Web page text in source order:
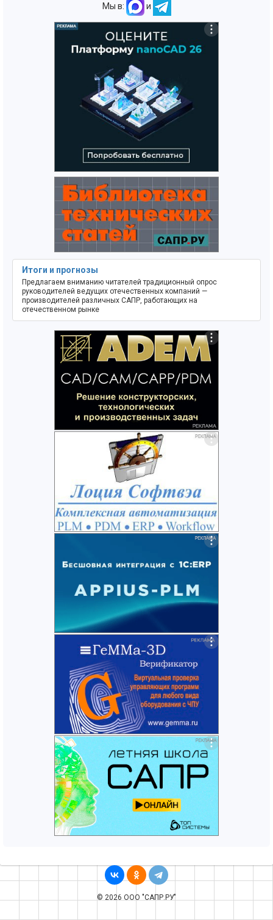
Мы в: и
Итоги и прогнозы
Предлагаем вниманию читателей традиционный опрос
руководителей ведущих отечественных компаний —
производителей различных САПР, работающих на
отечественном рынке
© 2026 ООО "САПР.РУ"